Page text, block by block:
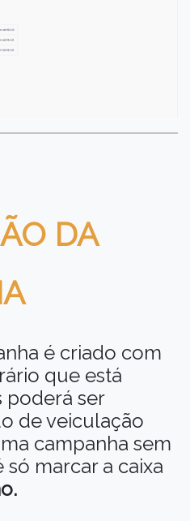
DA
é criado com
que está
poderá ser
de veiculação
campanha sem
marcar a caixa